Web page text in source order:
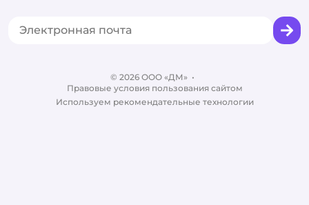
Блог
Корм для собак
© 2026 ООО «ДМ» •
Правовые условия пользования сайтом
Используем рекомендательные технологии